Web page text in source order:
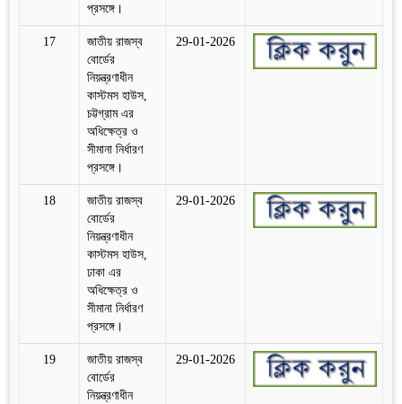
প্রসঙ্গে।
17
জাতীয় রাজস্ব
বোর্ডের
নিয়ন্ত্রণাধীন
কাস্টমস হাউস,
চট্টগ্রাম এর
অধিক্ষেত্র ও
সীমানা নির্ধারণ
প্রসঙ্গে।
29-01-2026
18
জাতীয় রাজস্ব
বোর্ডের
নিয়ন্ত্রণাধীন
কাস্টমস হাউস,
ঢাকা এর
অধিক্ষেত্র ও
সীমানা নির্ধারণ
প্রসঙ্গে।
29-01-2026
19
জাতীয় রাজস্ব
বোর্ডের
নিয়ন্ত্রণাধীন
29-01-2026